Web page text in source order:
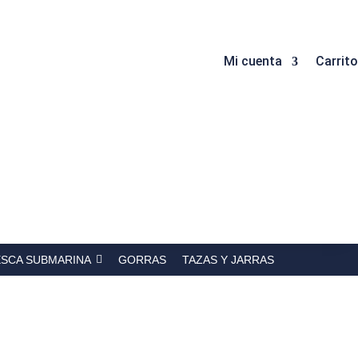
Mi cuenta Carrito
SUBMARINA GORRAS TAZAS Y JARRAS